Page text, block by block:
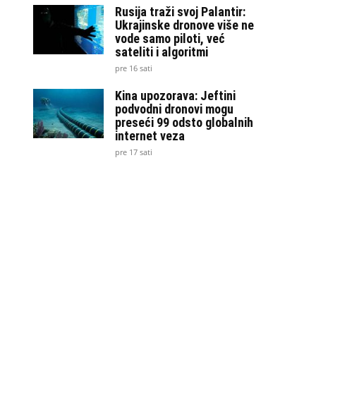
Rusija traži svoj Palantir:
Ukrajinske dronove više ne
vode samo piloti, već
sateliti i algoritmi
pre 16 sati
Kina upozorava: Jeftini
podvodni dronovi mogu
preseći 99 odsto globalnih
internet veza
pre 17 sati